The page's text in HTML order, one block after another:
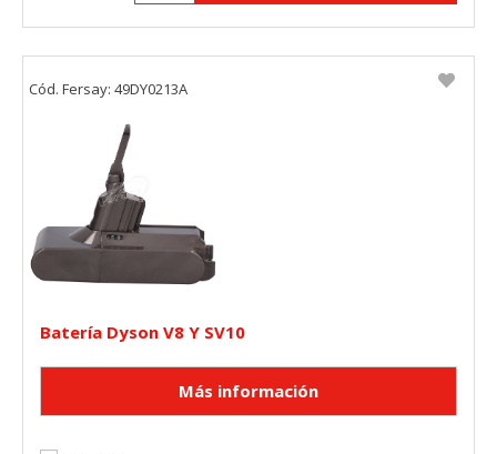
Batería Dyson V8 Y SV10
Cód. Fersay: 49DY0213A